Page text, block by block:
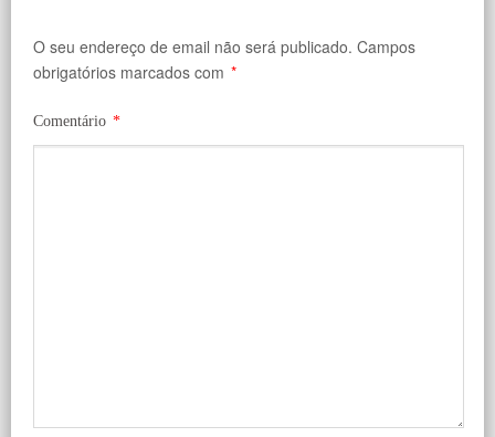
O seu endereço de email não será publicado. Campos
obrigatórios marcados com *
Comentário *